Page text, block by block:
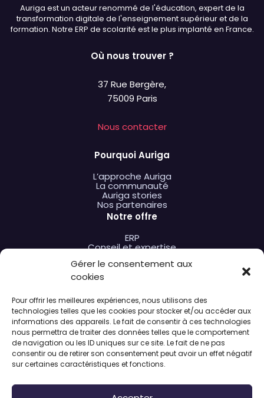
Gérer le consentement aux
cookies
Pour offrir les meilleures expériences, nous utilisons des
technologies telles que les cookies pour stocker et/ou accéder aux
informations des appareils. Le fait de consentir à ces technologies
nous permettra de traiter des données telles que le comportement
de navigation ou les ID uniques sur ce site. Le fait de ne pas
consentir ou de retirer son consentement peut avoir un effet négatif
sur certaines caractéristiques et fonctions.
Auriga est un acteur renommé de l'éducation, expert de la
transformation digitale de l'enseignement supérieur et de la
formation. Notre ERP de scolarité est le plus implanté en France.
Où nous trouver ?
37 Rue Bergère,
75009 Paris
Nous contacter
Pourquoi Auriga
L’approche Auriga
La communauté
Auriga stories
Nos partenaires
Notre offre
ERP
Conseil et expertise
Extensions
Hébergement et support
par type de formation
par besoin métier
A propos de nous
L’entreprise
Actualités
Nous rejoindre